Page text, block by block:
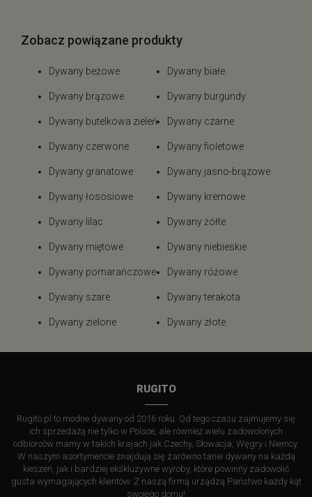
Zobacz powiązane produkty
Dywany beżowe Dywany białe
Dywany brązowe Dywany burgundy
Dywany butelkowa zieleń Dywany czarne
Dywany czerwone Dywany fioletowe
Dywany granatowe Dywany jasno-brązowe
Dywany łososiowe Dywany kremowe
Dywany lilac Dywany żółte
Dywany miętowe Dywany niebieskie
Dywany pomarańczowe Dywany różowe
Dywany szare Dywany terakota
Dywany zielone Dywany złote
RUGITO
Rugito.pl to modne dywany od 2016 roku. Od tego czasu zajmujemy się
ich sprzedażą nie tylko w Polsce, ale również wielu zadowolonych
odbiorców mamy w takich krajach jak Czechy, Słowacja, Węgry i Niemcy.
W naszym asortymencie znajdują się zarówno tanie dywany na każdą
kieszeń, jak i bardziej ekskluzywne wyroby, które powinny zadowolić
gusta wymagających klientów. Z naszą firmą urządzą Państwo każdy kąt
swojego domu!